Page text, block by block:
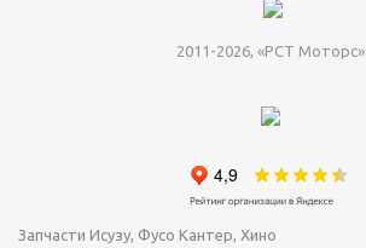
2011-2026, «РСТ Моторс»
Запчасти Исузу, Фусо Кантер, Хино